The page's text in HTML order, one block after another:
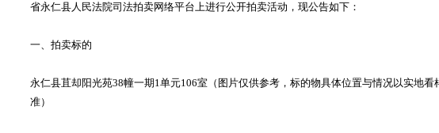
省永仁县人民法院司法拍卖网络平台上进行公开拍卖活动，现公告如下：
一、拍卖标的
永仁县苴却阳光苑38幢一期1单元106室（图片仅供参考，标的物具体位置与情况以实地看
准）